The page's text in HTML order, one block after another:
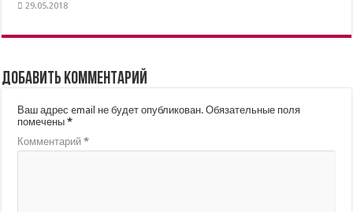
29.05.2018
Добавить комментарий
Ваш адрес email не будет опубликован. Обязательные поля
помечены*
Комментарий*